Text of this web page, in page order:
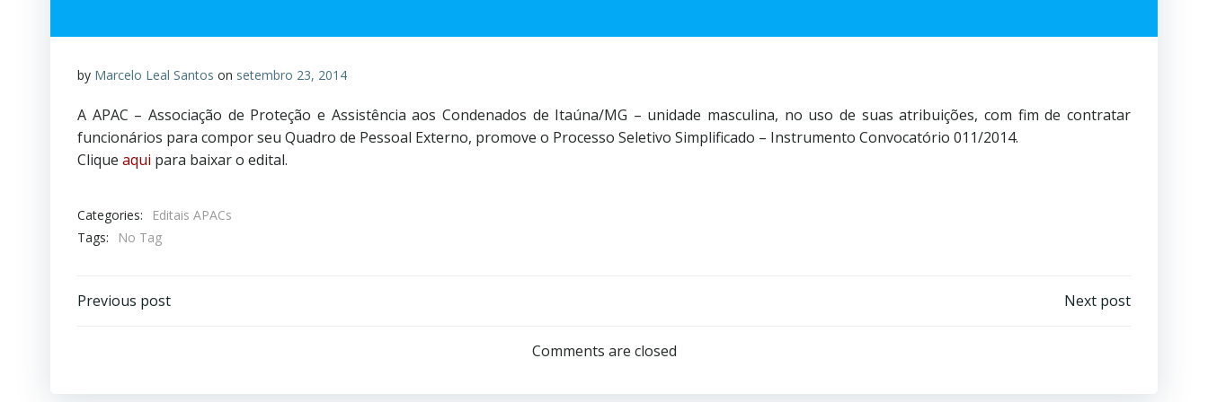
by Marcelo Leal Santos on setembro 23, 2014
A APAC – Associação de Proteção e Assistência aos Condenados de Itaúna/MG – unidade masculina, no uso de suas atribuições, com fim de contratar
funcionários para compor seu Quadro de Pessoal Externo, promove o Processo Seletivo Simplificado – Instrumento Convocatório 011/2014.
Clique aqui para baixar o edital.
Categories:
Editais APACs
Tags:
No Tag
Previous post Next post
Comments are closed